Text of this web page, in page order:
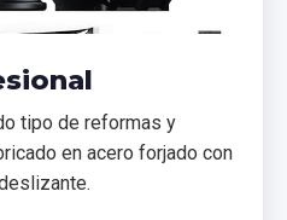
tipo de reformas y
en acero forjado con